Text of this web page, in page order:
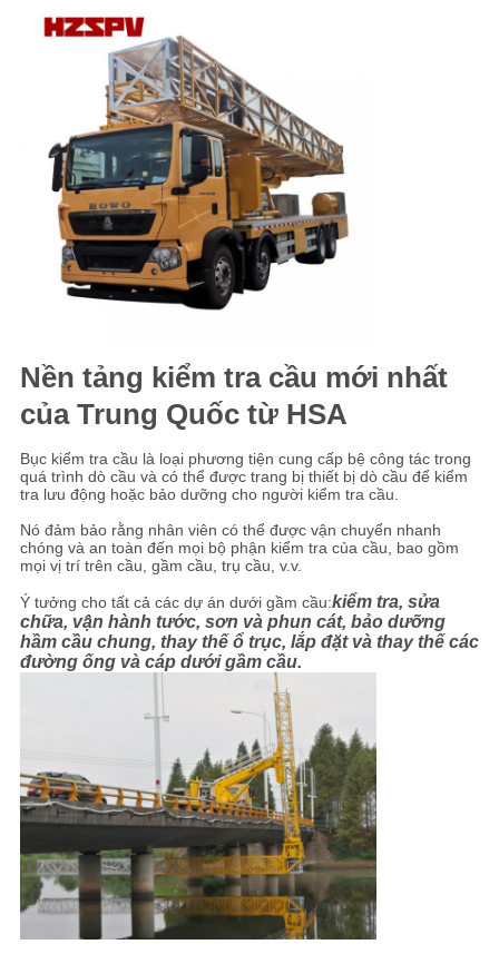
Nền tảng kiểm tra cầu mới nhất
của Trung Quốc từ HSA
Bục kiểm tra cầu là loại phương tiện cung cấp bệ công tác trong
quá trình dò ​​cầu và có thể được trang bị thiết bị dò cầu để kiểm
tra lưu động hoặc bảo dưỡng cho người kiểm tra cầu.
Nó đảm bảo rằng nhân viên có thể được vận chuyển nhanh
chóng và an toàn đến mọi bộ phận kiểm tra của cầu, bao gồm
mọi vị trí trên cầu, gầm cầu, trụ cầu, v.v.
Ý tưởng cho tất cả các dự án dưới gầm cầu:kiểm tra, sửa
chữa, vận hành tước, sơn và phun cát, bảo dưỡng
hầm cầu chung, thay thế ổ trục, lắp đặt và thay thế các
đường ống và cáp dưới gầm cầu.